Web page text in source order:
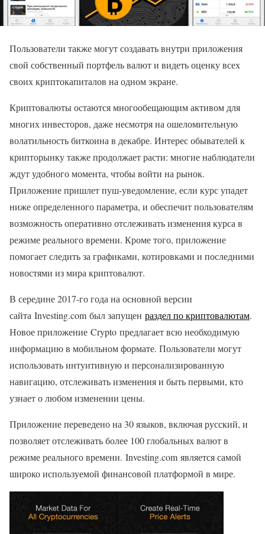
Пользователи также могут создавать внутри приложения
свой собственный портфель валют и видеть оценку всех
своих криптокапиталов на одном экране.
Криптовалюты остаются многообещающим активом для
многих инвесторов, даже несмотря на ошеломительную
волатильность биткоина в декабре. Интерес обывателей к
крипторынку также продолжает расти: многие наблюдатели
ждут удобного момента, чтобы войти на рынок.
Приложение пришлет пуш-уведомление, если курс упадет
ниже определенного параметра, и обеспечит пользователям
возможность оперативно отслеживать изменения курса в
режиме реального времени. Кроме того, приложение
помогает следить за графиками, котировками и последними
новостями из мира криптовалют.
В середине 2017-го года на основной версии
сайта Investing.com был запущен раздел по криптовалютам.
Новое приложение Crypto предлагает всю необходимую
информацию в мобильном формате. Пользователи могут
использовать интуитивную и персонализированную
навигацию, отслеживать изменения и быть первыми, кто
узнает о любом изменении цены.
Приложение переведено на 30 языков, включая русский, и
позволяет отслеживать более 100 глобальных валют в
режиме реального времени. Investing.com является самой
широко используемой финансовой платформой в мире.